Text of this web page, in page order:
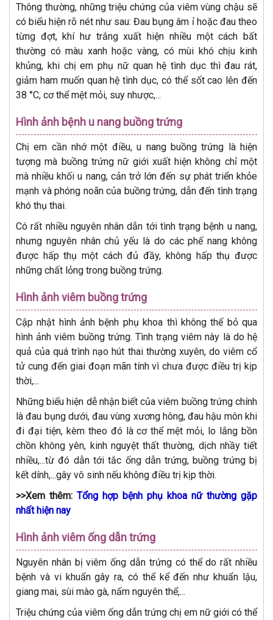
Thông thường, những triệu chứng của viêm vùng chậu sẽ
có biểu hiện rõ nét như sau: Đau bụng âm ỉ hoặc đau theo
từng đợt, khí hư trắng xuất hiện nhiều một cách bất
thường có màu xanh hoặc vàng, có mùi khó chịu kinh
khủng, khi chị em phụ nữ quan hệ tình dục thì đau rát,
giảm ham muốn quan hệ tình dục, có thể sốt cao lên đến
38 °C, cơ thể mệt mỏi, suy nhược,...
Hình ảnh bệnh u nang buồng trứng
Chị em cần nhớ một điều, u nang buồng trứng là hiện
tượng mà buồng trứng nữ giới xuất hiện không chỉ một
mà nhiều khối u nang, cản trở lớn đến sự phát triển khỏe
mạnh và phóng noãn của buồng trứng, dẫn đến tình trạng
khó thụ thai.
Có rất nhiều nguyên nhân dẫn tới tình trạng bệnh u nang,
nhưng nguyên nhân chủ yếu là do các phế nang không
được hấp thụ một cách đủ đầy, không hấp thụ được
những chất lỏng trong buồng trứng.
Hình ảnh viêm buồng trứng
Cập nhật hình ảnh bệnh phụ khoa thì không thể bỏ qua
hình ảnh viêm buồng trứng. Tình trạng viêm này là do hệ
quả của quá trình nạo hút thai thường xuyên, do viêm cổ
tử cung đến giai đoạn mãn tính vì chưa được điều trị kịp
thời,...
Những biểu hiện dễ nhận biết của viêm buồng trứng chính
là đau bụng dưới, đau vùng xương hông, đau hậu môn khi
đi đại tiện, kèm theo đó là cơ thể mệt mỏi, lo lắng bồn
chồn không yên, kinh nguyệt thất thường, dịch nhầy tiết
nhiều,...từ đó dẫn tới tắc ống dẫn trứng, buồng trứng bị
kết dính,...gây vô sinh nếu không điều trị kịp thời.
>>Xem thêm: Tổng hợp bệnh phụ khoa nữ thường gặp
nhất hiện nay
Hình ảnh viêm ống dẫn trứng
Nguyên nhân bị viêm ống dẫn trứng có thể do rất nhiều
bệnh và vi khuẩn gây ra, có thể kể đến như khuẩn lậu,
giang mai, sùi mào gà, nấm nguyên thể,...
Triệu chứng của viêm ống dẫn trứng chị em nữ giới có thể